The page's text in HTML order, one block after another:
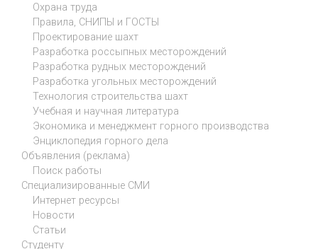
Охрана труда
Правила, СНИПЫ и ГОСТЫ
Проектирование шахт
Разработка россыпных месторождений
Разработка рудных месторождений
Разработка угольных месторождений
Технология строительства шахт
Учебная и научная литература
Экономика и менеджмент горного производства
Энциклопедия горного дела
Объявления (реклама)
Поиск работы
Специализированные СМИ
Интернет ресурсы
Новости
Статьи
Студенту